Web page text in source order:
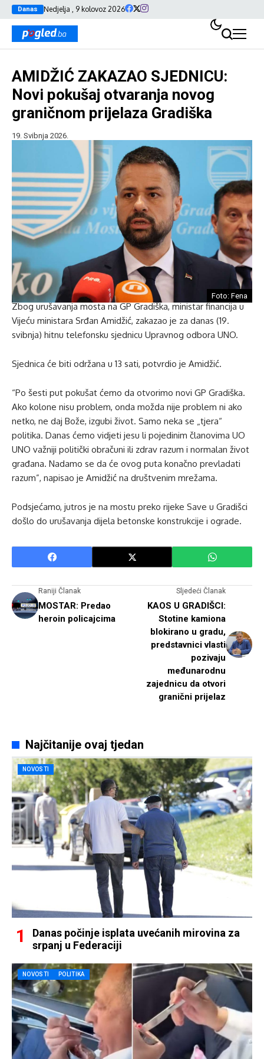
Danas Nedjelja , 9 kolovoz 2026
AMIDŽIĆ ZAKAZAO SJEDNICU:
Novi pokušaj otvaranja novog
graničnom prijelaza Gradiška
19. Svibnja 2026.
Foto: Fena
Zbog urušavanja mosta na GP Gradiška, ministar financija u
Vijeću ministara Srđan Amidžić, zakazao je za danas (19.
svibnja) hitnu telefonsku sjednicu Upravnog odbora UNO.
Sjednica će biti održana u 13 sati, potvrdio je Amidžić.
“Po šesti put pokušat ćemo da otvorimo novi GP Gradiška.
Ako kolone nisu problem, onda možda nije problem ni ako
netko, ne daj Bože, izgubi život. Samo neka se „tjera“
politika. Danas ćemo vidjeti jesu li pojedinim članovima UO
UNO važniji politički obračuni ili zdrav razum i normalan život
građana. Nadamo se da će ovog puta konačno prevladati
razum”, napisao je Amidžić na društvenim mrežama.
Podsjećamo, jutros je na mostu preko rijeke Save u Gradišci
došlo do urušavanja dijela betonske konstrukcije i ograde.
Raniji Članak
MOSTAR: Predao
heroin policajcima
Sljedeći Članak
KAOS U GRADIŠCI:
Stotine kamiona
blokirano u gradu,
predstavnici vlasti
pozivaju
međunarodnu
zajednicu da otvori
granični prijelaz
Najčitanije ovaj tjedan
NOVOSTI
Danas počinje isplata uvećanih mirovina za
srpanj u Federaciji
NOVOSTI POLITIKA